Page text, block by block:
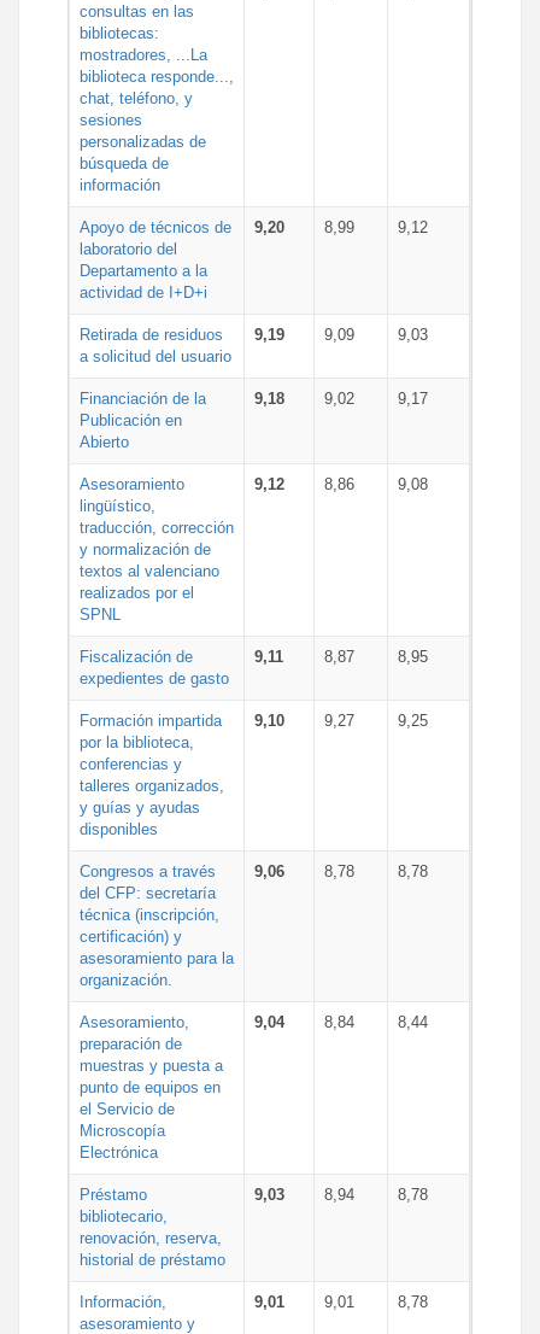
consultas en las
bibliotecas:
mostradores, ...La
biblioteca responde...,
chat, teléfono, y
sesiones
personalizadas de
búsqueda de
información
Apoyo de técnicos de
laboratorio del
Departamento a la
actividad de I+D+i
9,20 8,99 9,12
Retirada de residuos
a solicitud del usuario
9,19 9,09 9,03
Financiación de la
Publicación en
Abierto
9,18 9,02 9,17
Asesoramiento
lingüístico,
traducción, corrección
y normalización de
textos al valenciano
realizados por el
SPNL
9,12 8,86 9,08
Fiscalización de
expedientes de gasto
9,11 8,87 8,95
Formación impartida
por la biblioteca,
conferencias y
talleres organizados,
y guías y ayudas
disponibles
9,10 9,27 9,25
Congresos a través
del CFP: secretaría
técnica (inscripción,
certificación) y
asesoramiento para la
organización.
9,06 8,78 8,78
Asesoramiento,
preparación de
muestras y puesta a
punto de equipos en
el Servicio de
Microscopía
Electrónica
9,04 8,84 8,44
Préstamo
bibliotecario,
renovación, reserva,
historial de préstamo
9,03 8,94 8,78
Información,
asesoramiento y
9,01 9,01 8,78